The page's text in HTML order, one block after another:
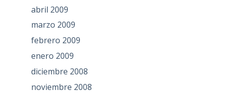
abril 2009
marzo 2009
febrero 2009
enero 2009
diciembre 2008
noviembre 2008